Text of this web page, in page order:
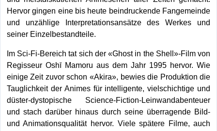
Hervor gingen eine bis heute beindruckende Fangemeinde
und unzählige Interpretationsansätze des Werkes und
seiner Einzelbestandteile.
Im Sci-Fi-Bereich tat sich der «Ghost in the Shell»-Film von
Regisseur Oshī Mamoru aus dem Jahr 1995 hervor. Wie
einige Zeit zuvor schon «Akira», bewies die Produktion die
Tauglichkeit der Animes für intelligente, vielschichtige und
düster-dystopische Science-Fiction-Leinwandabenteuer
und stach darüber hinaus durch seine überragende Bild-
und Animationsqualität hervor. Viele spätere Filme, auch